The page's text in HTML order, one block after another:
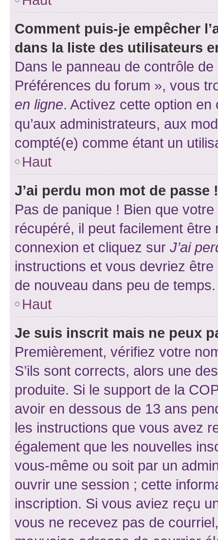
Comment puis-je empêcher
dans la liste des utilisateurs
Dans le panneau de contrôle
Préférences du forum », vous
en ligne. Activez cette option
qu’aux administrateurs, aux
compté(e) comme étant un
Haut
J’ai perdu mon mot de passe !
Pas de panique ! Bien que
récupéré, il peut facilement
connexion et cliquez sur J’ai
instructions et vous devriez
de nouveau dans peu de temps.
Haut
Je suis inscrit mais ne peux
Premièrement, vérifiez votre
S’ils sont corrects, alors une
produite. Si le support de la
avoir en dessous de 13 ans
les instructions que vous avez
également que les nouvelles
vous-même ou soit par un
ouvrir une session ; cette
inscription. Si vous aviez reçu
vous ne recevez pas de